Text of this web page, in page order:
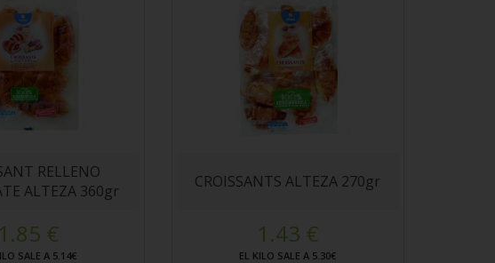
RELLENO
ALTEZA 360gr
1.85 €
SALE A 5.14€
CROISSANTS ALTEZA 270gr
1.43 €
EL KILO SALE A 5.30€